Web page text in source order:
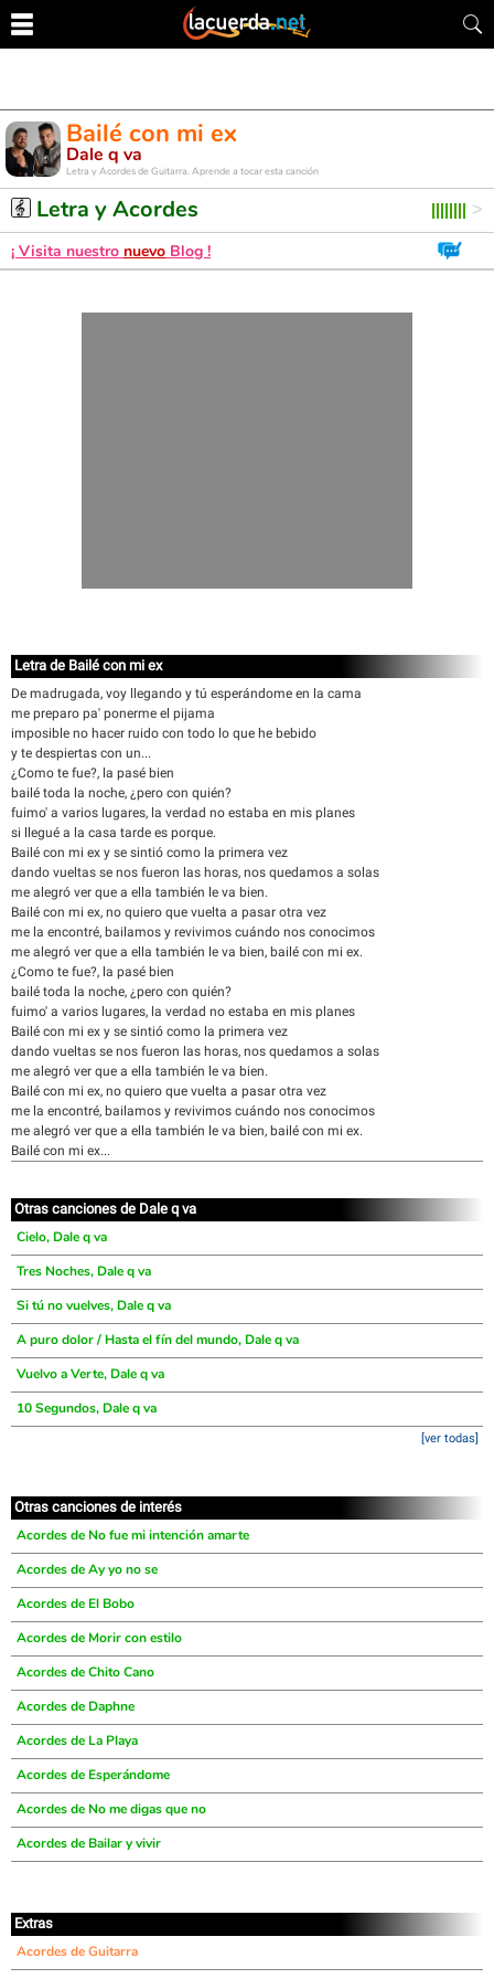
Bailé con mi ex
Dale q va
Letra y Acordes de Guitarra. Aprende a tocar esta canción
Letra y Acordes
¡ Visita nuestro nuevo Blog !
Letra de Bailé con mi ex
De madrugada, voy llegando y tú esperándome en la cama
me preparo pa' ponerme el pijama
imposible no hacer ruido con todo lo que he bebido
y te despiertas con un...
¿Como te fue?, la pasé bien
bailé toda la noche, ¿pero con quién?
fuimo' a varios lugares, la verdad no estaba en mis planes
si llegué a la casa tarde es porque.
Bailé con mi ex y se sintió como la primera vez
dando vueltas se nos fueron las horas, nos quedamos a solas
me alegró ver que a ella también le va bien.
Bailé con mi ex, no quiero que vuelta a pasar otra vez
me la encontré, bailamos y revivimos cuándo nos conocimos
me alegró ver que a ella también le va bien, bailé con mi ex.
¿Como te fue?, la pasé bien
bailé toda la noche, ¿pero con quién?
fuimo' a varios lugares, la verdad no estaba en mis planes
Bailé con mi ex y se sintió como la primera vez
dando vueltas se nos fueron las horas, nos quedamos a solas
me alegró ver que a ella también le va bien.
Bailé con mi ex, no quiero que vuelta a pasar otra vez
me la encontré, bailamos y revivimos cuándo nos conocimos
me alegró ver que a ella también le va bien, bailé con mi ex.
Bailé con mi ex...
Otras canciones de Dale q va
Cielo, Dale q va
Tres Noches, Dale q va
Si tú no vuelves, Dale q va
A puro dolor / Hasta el fín del mundo, Dale q va
Vuelvo a Verte, Dale q va
10 Segundos, Dale q va
[ver todas]
Otras canciones de interés
Acordes de No fue mi intención amarte
Acordes de Ay yo no se
Acordes de El Bobo
Acordes de Morir con estilo
Acordes de Chito Cano
Acordes de Daphne
Acordes de La Playa
Acordes de Esperándome
Acordes de No me digas que no
Acordes de Bailar y vivir
Extras
Acordes de Guitarra